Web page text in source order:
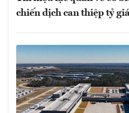
chiến dịch can thiệp tỷ